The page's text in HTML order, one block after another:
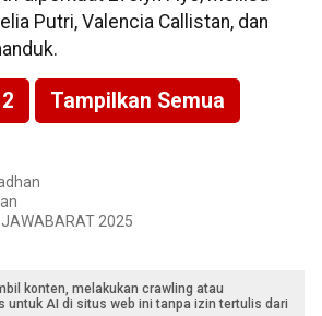
Putri, Valencia Callistan, dan
2 Tampilkan Semua
2025
konten, melakukan crawling atau
untuk AI di situs web ini tanpa izin tertulis dari